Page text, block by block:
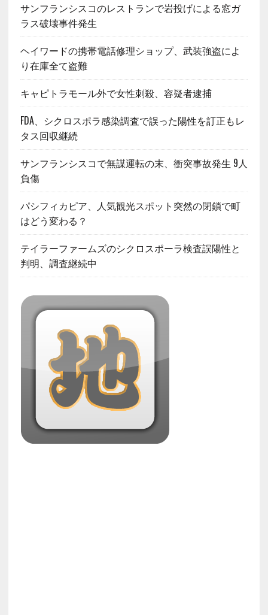
サンフランシスコのレストランで岩投げによる窓ガ
ラス破壊事件発生
ヘイワードの携帯電話修理ショップ、武装強盗によ
り在庫全て盗難
キャピトラモール外で女性刺殺、容疑者逮捕
FDA、シクロスポラ感染調査で誤った陽性を訂正もレ
タス回収継続
サンフランシスコで無謀運転の末、衝突事故発生 9人
負傷
パシフィカピア、人気観光スポット突然の閉鎖で町
はどう変わる？
テイラーファームズのシクロスポーラ検査誤陽性と
判明、調査継続中